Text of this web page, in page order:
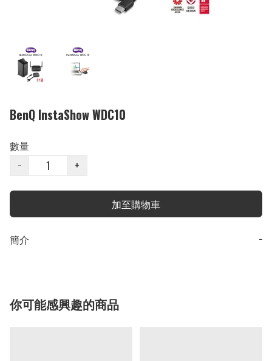
BenQ InstaShow WDC10
數量
−
+
加至購物車
簡介 −
你可能感興趣的商品